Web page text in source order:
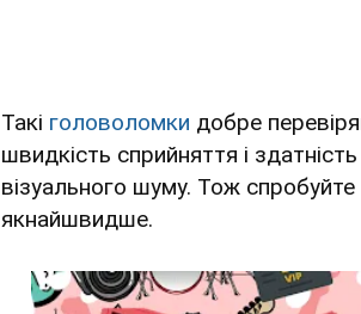
Такі головоломки добре
швидкість сприйняття і
візуального шуму. Тож
якнайшвидше.